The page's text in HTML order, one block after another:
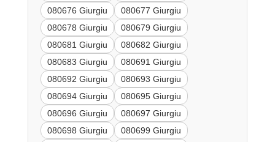
080676 Giurgiu
080677 Giurgiu
080678 Giurgiu
080679 Giurgiu
080681 Giurgiu
080682 Giurgiu
080683 Giurgiu
080691 Giurgiu
080692 Giurgiu
080693 Giurgiu
080694 Giurgiu
080695 Giurgiu
080696 Giurgiu
080697 Giurgiu
080698 Giurgiu
080699 Giurgiu